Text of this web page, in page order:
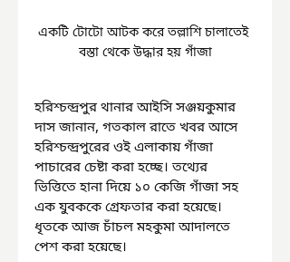
একটি টোটো আটক করে তল্লাশি চালাতেই
বস্তা থেকে উদ্ধার হয় গাঁজা
হরিশ্চন্দ্রপুর থানার আইসি সঞ্জয়কুমার
দাস জানান, গতকাল রাতে খবর আসে
হরিশ্চন্দ্রপুরের ওই এলাকায় গাঁজা
পাচারের চেষ্টা করা হচ্ছে। তথ্যের
ভিত্তিতে হানা দিয়ে ১০ কেজি গাঁজা সহ
এক যুবককে গ্রেফতার করা হয়েছে।
ধৃতকে আজ চাঁচল মহকুমা আদালতে
পেশ করা হয়েছে।